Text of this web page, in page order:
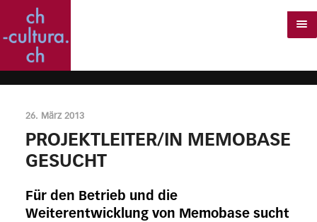
26. März 2013
PROJEKTLEITER/IN MEMOBASE
GESUCHT
Für den Betrieb und die
Weiterentwicklung von Memobase sucht